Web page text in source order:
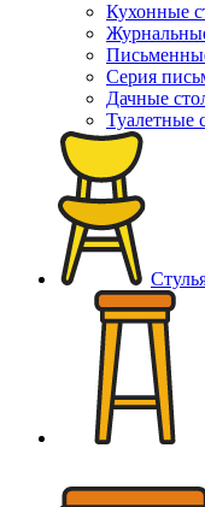
Кухонные
Серия
Дачные
Туалетные